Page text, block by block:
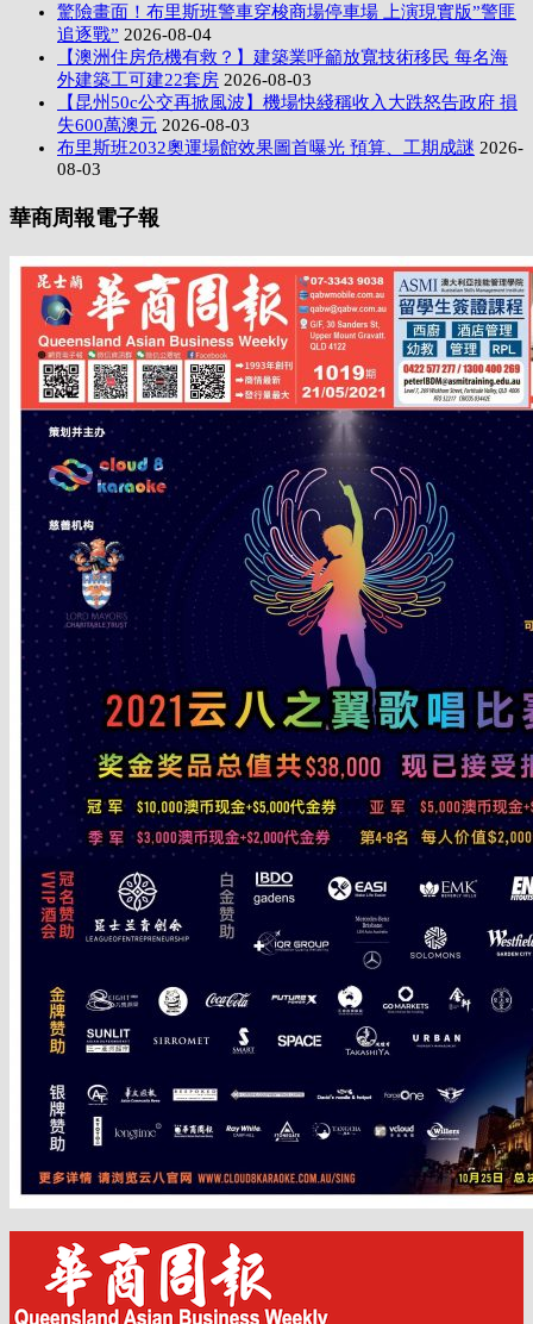
驚險畫面！布里斯班警車穿梭商場停車場 上演現實版”警匪
追逐戰” 2026-08-04
【澳洲住房危機有救？】建築業呼籲放寬技術移民 每名海
外建築工可建22套房 2026-08-03
【昆州50c公交再掀風波】機場快綫稱收入大跌怒告政府 損
失600萬澳元 2026-08-03
布里斯班2032奧運場館效果圖首曝光 預算、工期成謎 2026-
08-03
華商周報電子報